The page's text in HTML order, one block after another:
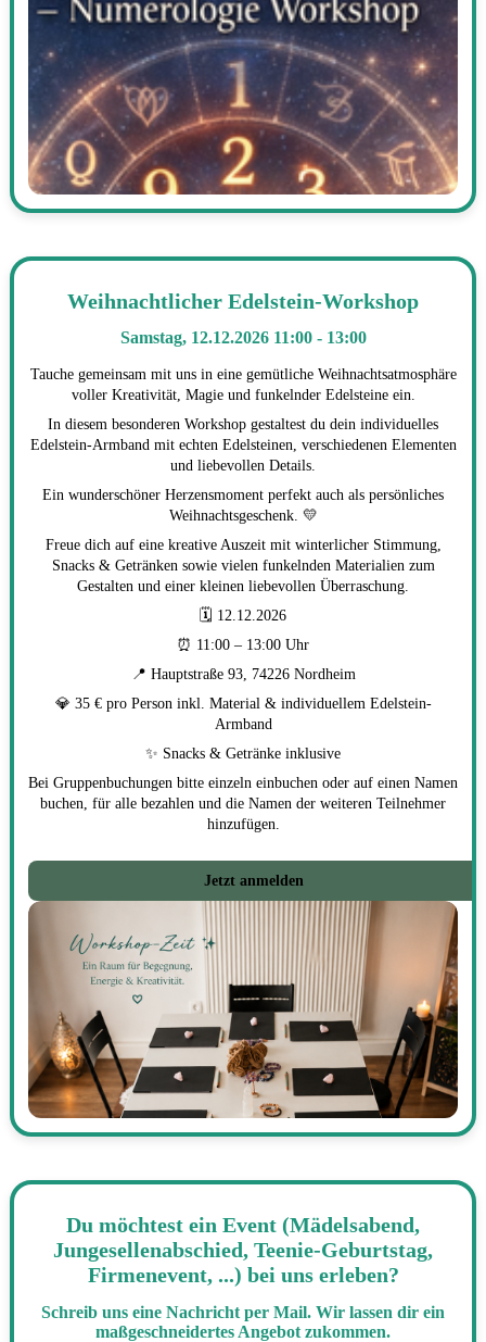
Weihnachtlicher Edelstein-Workshop
Samstag, 12.12.2026 11:00 - 13:00
Tauche gemeinsam mit uns in eine gemütliche Weihnachtsatmosphäre
voller Kreativität, Magie und funkelnder Edelsteine ein.
In diesem besonderen Workshop gestaltest du dein individuelles
Edelstein-Armband mit echten Edelsteinen, verschiedenen Elementen
und liebevollen Details.
Ein wunderschöner Herzensmoment perfekt auch als persönliches
Weihnachtsgeschenk. 💛
Freue dich auf eine kreative Auszeit mit winterlicher Stimmung,
Snacks & Getränken sowie vielen funkelnden Materialien zum
Gestalten und einer kleinen liebevollen Überraschung.
🗓 12.12.2026
⏰ 11:00 – 13:00 Uhr
📍 Hauptstraße 93, 74226 Nordheim
💎 35 € pro Person inkl. Material & individuellem Edelstein-
Armband
✨ Snacks & Getränke inklusive
Bei Gruppenbuchungen bitte einzeln einbuchen oder auf einen Namen
buchen, für alle bezahlen und die Namen der weiteren Teilnehmer
hinzufügen.
Jetzt anmelden
Du möchtest ein Event (Mädelsabend,
Jungesellenabschied, Teenie-Geburtstag,
Firmenevent, ...) bei uns erleben?
Schreib uns eine Nachricht per Mail. Wir lassen dir ein
maßgeschneidertes Angebot zukommen.